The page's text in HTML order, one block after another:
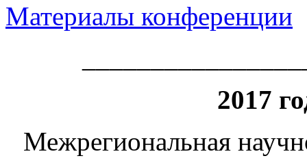
Материалы конференции
2017
Межрегиональная